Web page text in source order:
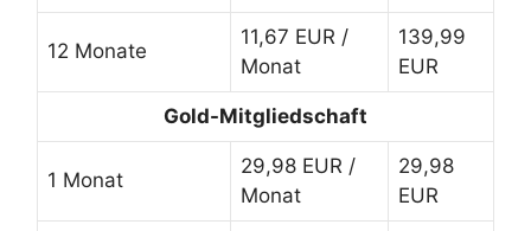
12 Monate
11,67 EUR /
Monat
139,99
EUR
Gold-Mitgliedschaft
1 Monat
29,98 EUR /
Monat
29,98
EUR